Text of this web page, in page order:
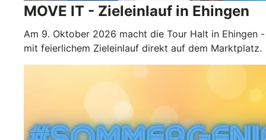
MOVE IT - Zieleinlauf in Ehingen
Am 9. Oktober 2026 macht die Tour Halt in Ehingen -
mit feierlichem Zieleinlauf direkt auf dem Marktplatz.